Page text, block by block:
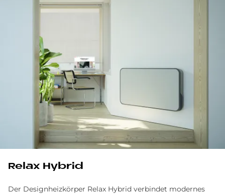
Re­lax Hy­brid
Der Designheizkörper Relax Hybrid verbindet modernes